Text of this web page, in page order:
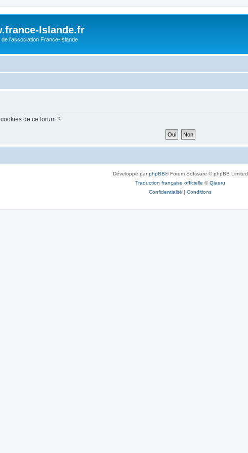
Islande.fr
de l'association France-Islande
de ce forum ?
Développé parphpBB® Forum Software © phpBB Limited
Traduction française officielle ©Qiaeru
Confidentialité | Conditions